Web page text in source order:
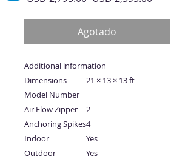
Agotado
Additional information
Dimensions
21 × 13 × 13 ft
Model Number
Air Flow Zipper
2
Anchoring Spikes4
Indoor
Yes
Outdoor
Yes